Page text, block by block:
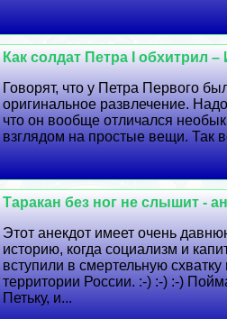
Как солдат Петра I обхитрил
Говорят, что у Петра Первого
оригинальное развлечение. Надо
что он вообще отличался
взглядом на простые вещи. Так
Таpaкан без ног не слышит -
Этот анекдот имеет очень
историю, когда социализм и
вступили в cмepтельную схватку
территории России. :-) :-) :-)
Петьку, и...